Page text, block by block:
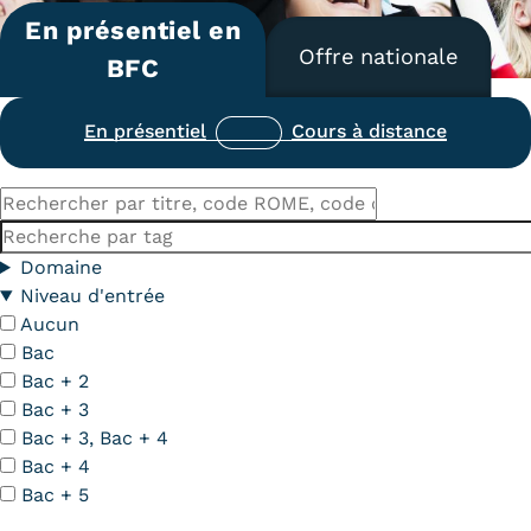
Carte lieux et centres Cnam en
BFC
Nos centres administratifs
Quoi de neuf au Cnam BFC?
Actualités
Contact
En présentiel en
BFC
Offre nationale
En présentiel Cours à distance
Rechercher
par
titre,
code
ROME,
code
du
diplôme
Mots-
clésDomaine
Niveau d'entrée
Aucun
Bac
Bac + 2
Bac + 3
Bac + 3, Bac + 4
Bac + 4
Bac + 5